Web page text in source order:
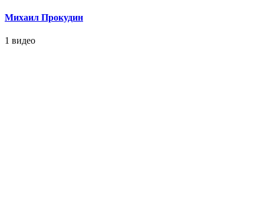
Михаил Прокудин
1 видео